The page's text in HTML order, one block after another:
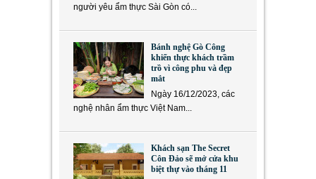
người yêu ẩm thực Sài Gòn có...
Bánh nghệ Gò Công
khiến thực khách trầm
trồ vì công phu và đẹp
mắt
Ngày 16/12/2023, các
nghệ nhân ẩm thực Việt Nam...
Khách sạn The Secret
Côn Đảo sẽ mở cửa khu
biệt thự vào tháng 11